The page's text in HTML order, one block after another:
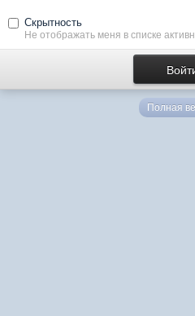
Скрытность
Не отображать меня в списке
Полная